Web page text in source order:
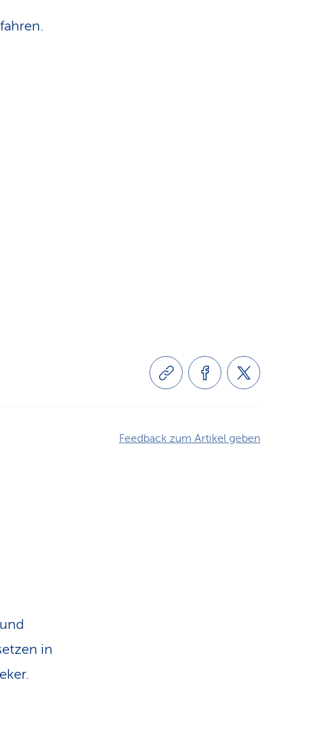
Feedback zum Artikel geben
in